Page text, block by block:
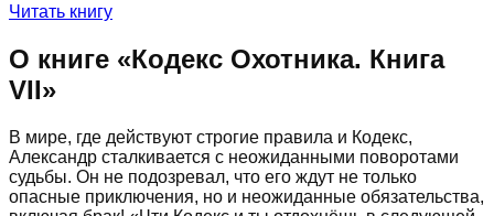
Читать книгу
О книге «Кодекс Охотника. Книга
VII»
В мире, где действуют строгие правила и Кодекс,
Александр сталкивается с неожиданными поворотами
судьбы. Он не подозревал, что его ждут не только
опасные приключения, но и неожиданные обязательства,